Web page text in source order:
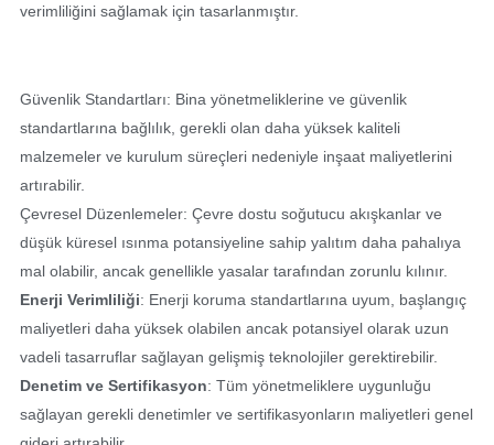
verimliliğini sağlamak için tasarlanmıştır.
Güvenlik Standartları: Bina yönetmeliklerine ve güvenlik
standartlarına bağlılık, gerekli olan daha yüksek kaliteli
malzemeler ve kurulum süreçleri nedeniyle inşaat maliyetlerini
artırabilir.
Çevresel Düzenlemeler: Çevre dostu soğutucu akışkanlar ve
düşük küresel ısınma potansiyeline sahip yalıtım daha pahalıya
mal olabilir, ancak genellikle yasalar tarafından zorunlu kılınır.
Enerji Verimliliği: Enerji koruma standartlarına uyum, başlangıç
maliyetleri daha yüksek olabilen ancak potansiyel olarak uzun
vadeli tasarruflar sağlayan gelişmiş teknolojiler gerektirebilir.
Denetim ve Sertifikasyon: Tüm yönetmeliklere uygunluğu
sağlayan gerekli denetimler ve sertifikasyonların maliyetleri genel